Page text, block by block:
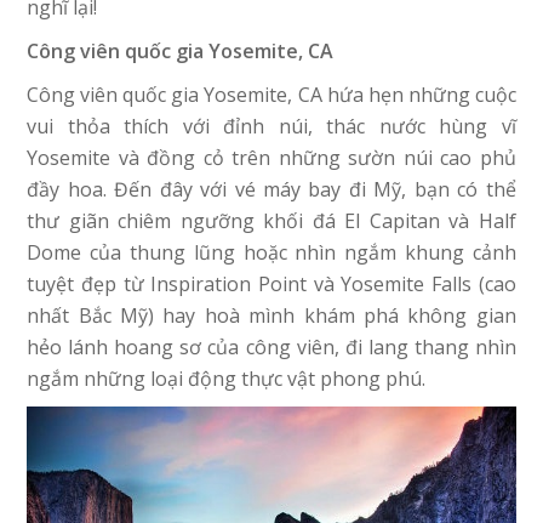
nghĩ lại!
Công viên quốc gia Yosemite, CA
Công viên quốc gia Yosemite, CA hứa hẹn những cuộc
vui thỏa thích với đỉnh núi, thác nước hùng vĩ
Yosemite và đồng cỏ trên những sườn núi cao phủ
đầy hoa. Đến đây với vé máy bay đi Mỹ, bạn có thể
thư giãn chiêm ngưỡng khối đá El Capitan và Half
Dome của thung lũng hoặc nhìn ngắm khung cảnh
tuyệt đẹp từ Inspiration Point và Yosemite Falls (cao
nhất Bắc Mỹ) hay hoà mình khám phá không gian
hẻo lánh hoang sơ của công viên, đi lang thang nhìn
ngắm những loại động thực vật phong phú.